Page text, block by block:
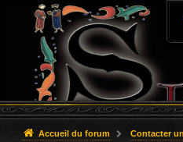
Accueil du forum Contacter